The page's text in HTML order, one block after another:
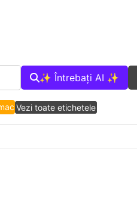
✨ Întrebați AI ✨
Vezi toate etichetele